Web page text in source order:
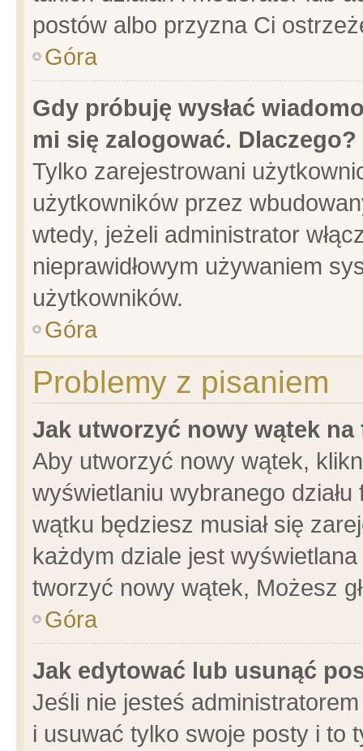
postów albo przyzna Ci
Góra
Gdy próbuję wysłać
mi się zalogować. Dlaczego?
Tylko zarejestrowani
użytkowników przez
wtedy, jeżeli administrator
nieprawidłowym używaniem
użytkowników.
Góra
Problemy z pisaniem
Jak utworzyć nowy wątek na
Aby utworzyć nowy wątek,
wyświetlaniu wybranego
wątku będziesz musiał się
każdym dziale jest
tworzyć nowy wątek, Możesz
Góra
Jak edytować lub usunąć
Jeśli nie jesteś
i usuwać tylko swoje posty i to